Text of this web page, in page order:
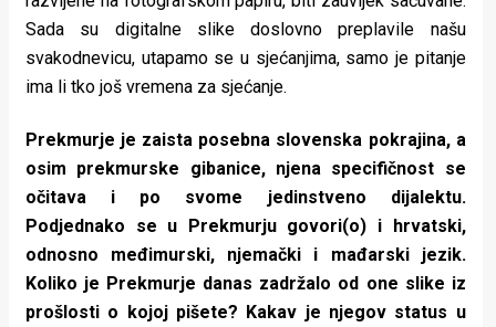
Sada su digitalne slike doslovno preplavile našu
svakodnevicu, utapamo se u sjećanjima, samo je pitanje
ima li tko još vremena za sjećanje.
Prekmurje je zaista posebna slovenska pokrajina, a
osim prekmurske gibanice, njena specifičnost se
očitava i po svome jedinstveno dijalektu.
Podjednako se u Prekmurju govori(o) i hrvatski,
odnosno međimurski, njemački i mađarski jezik.
Koliko je Prekmurje danas zadržalo od one slike iz
prošlosti o kojoj pišete? Kakav je njegov status u